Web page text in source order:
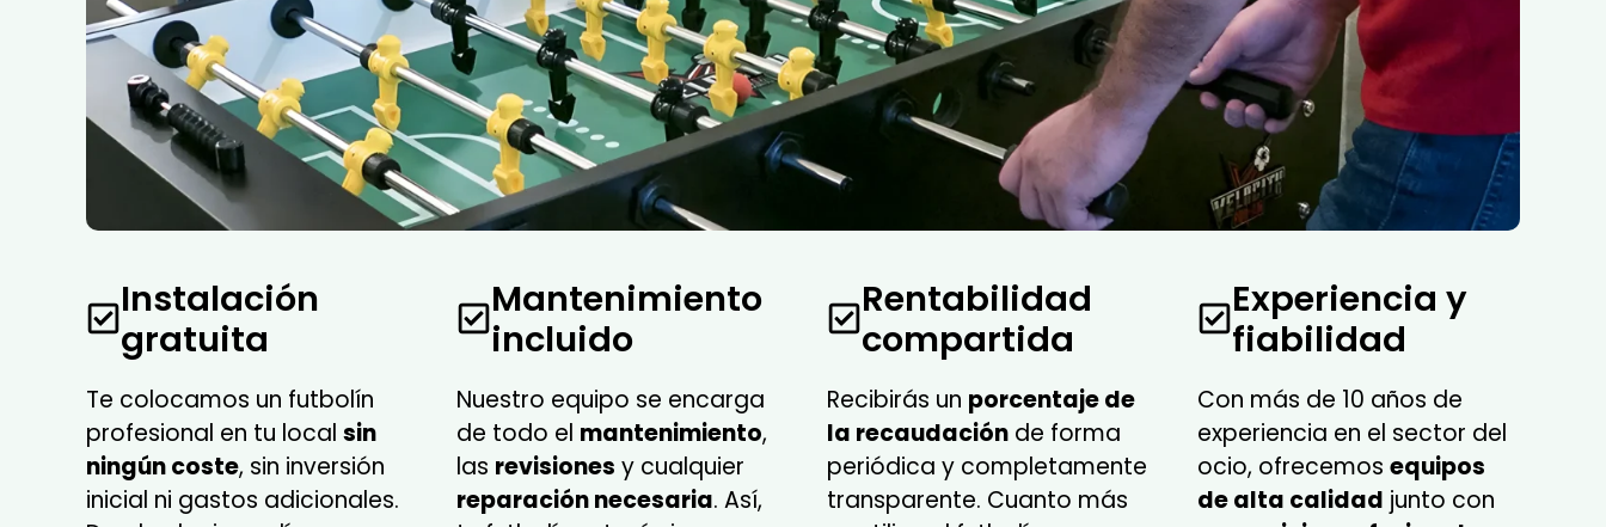
Instalación
gratuita
Te colocamos un futbolín
profesional en tu local sin
ningún coste, sin inversión
inicial ni gastos adicionales.
Mantenimiento
incluido
Nuestro equipo se encarga
de todo el mantenimiento,
las revisiones y cualquier
reparación necesaria. Así,
Rentabilidad
compartida
Recibirás un porcentaje de
la recaudación de forma
periódica y completamente
transparente. Cuanto más
Experiencia y
fiabilidad
Con más de 10 años de
experiencia en el sector del
ocio, ofrecemos equipos
de alta calidad junto con